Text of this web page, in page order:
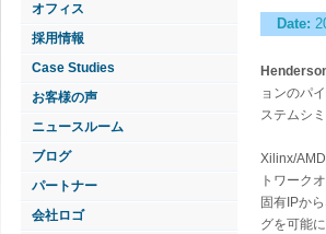
オフィス
採用情報
Case Studies
お客様の声
ニュースルーム
ブログ
パートナー
会社ロゴ
Date:
ョンのパ
ステムシ
Xilinx/
トワーク
固有IPか
グを可能